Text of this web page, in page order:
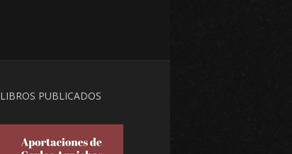
LIBROS PUBLICADOS